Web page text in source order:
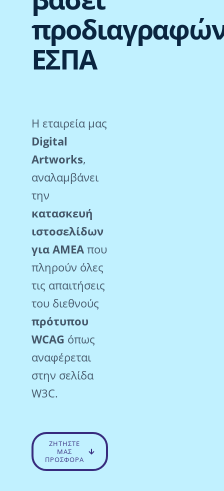
ΕΣΠΑ
Η εταιρεία μας
Digital
Artworks,
αναλαμβάνει
την
κατασκευή
ιστοσελίδων
για ΑMEΑπου
πληρούν όλες
τις απαιτήσεις
του διεθνούς
πρότυπου
WCAG όπως
αναφέρεται
στην σελίδα
W3C.
ΖΗΤΗΣΤΕ
ΜΑΣ
ΠΡΟΣΦΟΡΑ